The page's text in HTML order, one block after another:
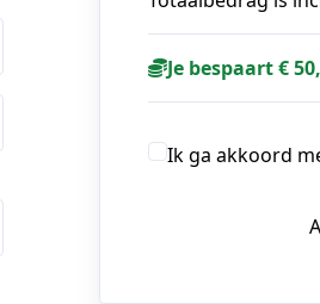
Je bespaart €
Ik ga akkoord